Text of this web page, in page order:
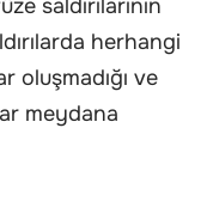
saldırılarının
herhangi
oluşmadığı ve
meydana